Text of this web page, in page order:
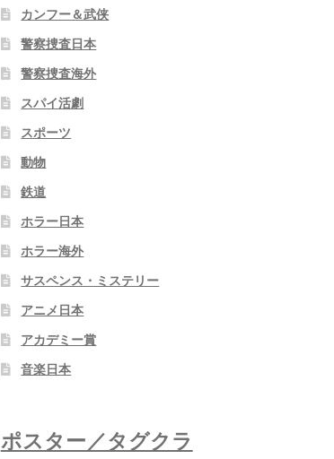
カンフー＆武侠
警察捜査日本
警察捜査海外
スパイ活劇
スポーツ
動物
鉄道
ホラー日本
ホラー海外
サスペンス・ミステリー
アニメ日本
アカデミー賞
音楽日本
ポスター／タグクラ